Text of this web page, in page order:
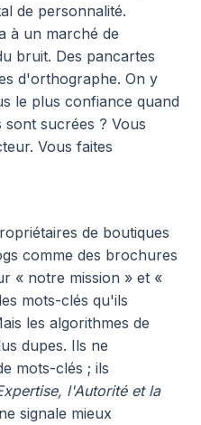
de personnalité.
à un marché de
bruit. Des pancartes
d'orthographe. On y
le plus confiance quand
sucrées ? Vous
Vous faites
de boutiques
comme des brochures
« notre mission » et «
mots-clés qu'ils
les algorithmes de
dupes. Ils ne
mots-clés ; ils
l'Autorité et la
signale mieux